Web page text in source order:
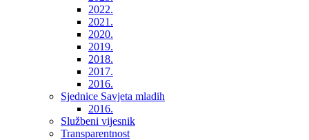
2022.
2021.
2020.
2019.
2018.
2017.
2016.
Sjednice Savjeta mladih
2016.
Službeni vijesnik
Transparentnost